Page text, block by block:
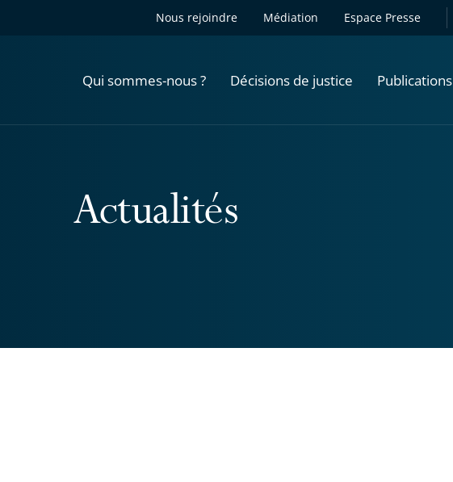
Nous rejoindre Médiation Espace Presse
Qui sommes-nous ? Décisions de justice Publications
Actualités